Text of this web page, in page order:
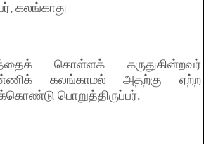
கலங்காது
கொள்ளக் கருதுகின்றவர்
கலங்காமல் அதற்கு ஏற்ற
பொறுத்திருப்பர்.